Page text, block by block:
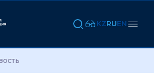
KZRUEN